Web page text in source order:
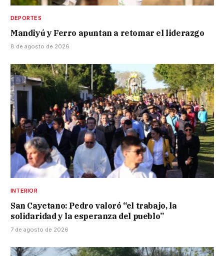
DEPORTES
Mandiyú y Ferro apuntan a retomar el liderazgo
8 de agosto de 2026
INTERIOR
San Cayetano: Pedro valoró “el trabajo, la
solidaridad y la esperanza del pueblo”
7 de agosto de 2026